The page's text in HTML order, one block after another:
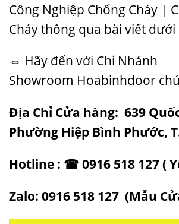
Công Nghiệp Chống Cháy |
Cháy thông qua bài viết dưới
⇔ Hãy đến với Chi Nhánh
Showroom Hoabinhdoor
Địa Chỉ Cửa hàng: 639
Phường Hiệp Bình Phước,
Hotline : ☎ 0916 518 127 (
Zalo: 0916 518 127 (Mẫu